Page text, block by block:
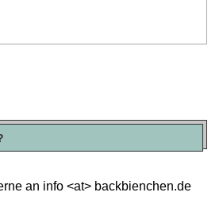
an info <at> backbienchen.de